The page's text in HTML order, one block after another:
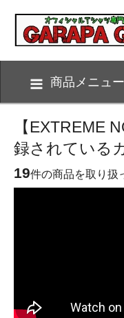
商品メニュー
【EXTREME
録されている
19件の商品を取り扱